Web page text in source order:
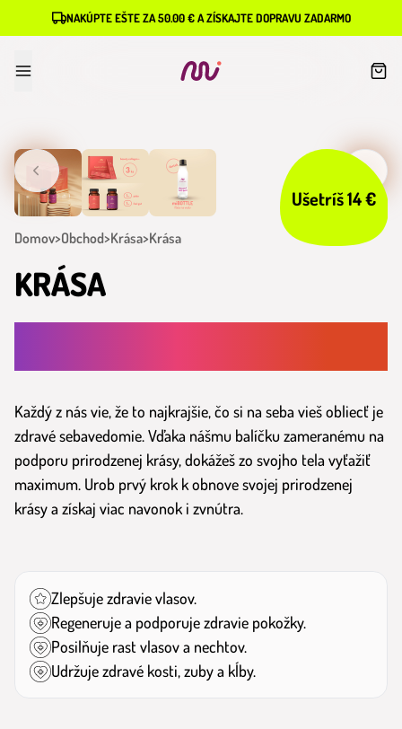
NAKÚPTE EŠTE ZA 50.00 € A ZÍSKAJTE DOPRAVU ZADARMO
Ušetríš 14 €
Domov>Obchod>Krása>Krása
KRÁSA
Každý z nás vie, že to najkrajšie, čo si na seba vieš obliecť je
zdravé sebavedomie. Vďaka nášmu balíčku zameranému na
podporu prirodzenej krásy, dokážeš zo svojho tela vyťažiť
maximum. Urob prvý krok k obnove svojej prirodzenej
krásy a získaj viac navonok i zvnútra.
Zlepšuje zdravie vlasov.
Regeneruje a podporuje zdravie pokožky.
Posilňuje rast vlasov a nechtov.
Udržuje zdravé kosti, zuby a kĺby.